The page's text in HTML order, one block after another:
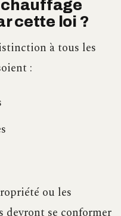
chauffage
cette loi ?
à tous les
:
ou les
devront se conformer